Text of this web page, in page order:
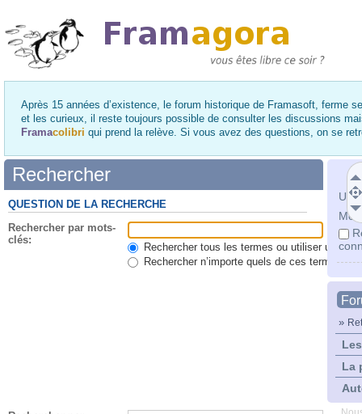
Après 15 années d’existence, le forum historique de Framasoft, ferme
et les curieux, il reste toujours possible de consulter les discussions
Framacolibri qui prend la relève. Si vous avez des questions, on se
Mot
»
La
Rechercher
QUESTION DE LA RECHERCHE
Rechercher par mots-
clés:
Rechercher tous les termes ou utiliser une
Rechercher n’importe quels de ces termes